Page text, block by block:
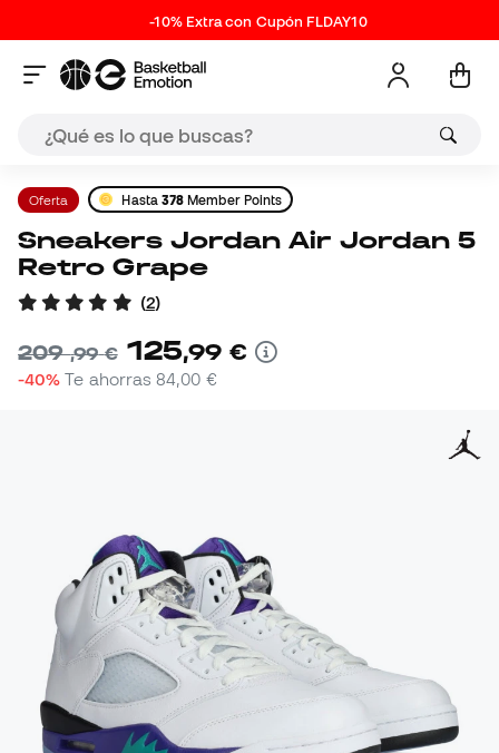
-10% Extra con Cupón FLDAY10
Oferta Hasta 378 Member Points
Sneakers Jordan Air Jordan 5
Retro Grape
(2)
209,99 € 125,99 €
-40% Te ahorras84,00 €